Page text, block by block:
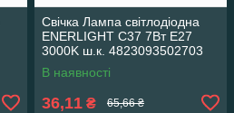
Свічка Лампа світлодіодна
ENERLIGHT С37 7Вт E27
3000K ш.к. 4823093502703
19824
В наявності
36,11 ₴ 65,66 ₴